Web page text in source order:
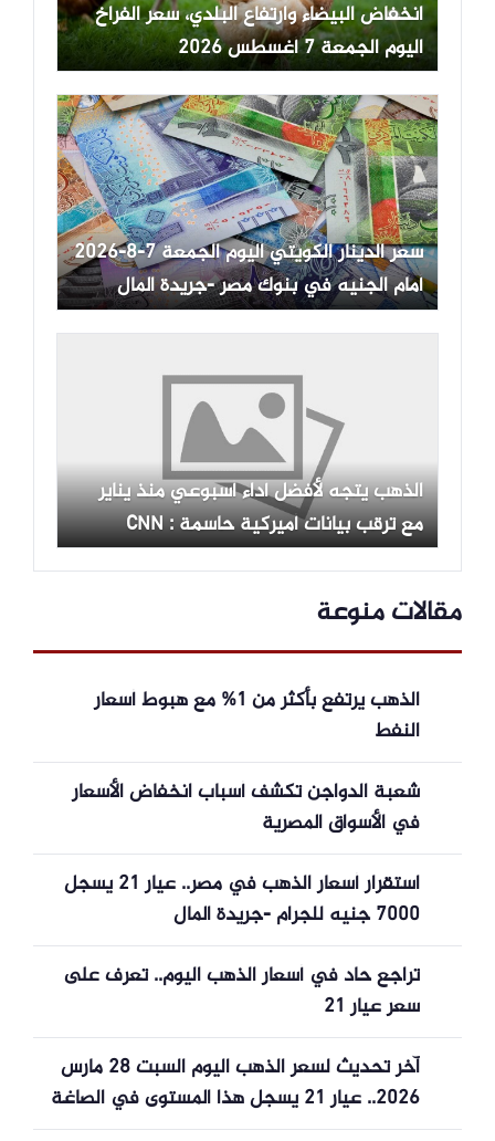
انخفاض البيضاء وارتفاع البلدي، سعر الفراخ
اليوم الجمعة 7 أغسطس 2026
سعر الدينار الكويتي اليوم الجمعة 7-8-2026
أمام الجنيه في بنوك مصر -جريدة المال
الذهب يتجه لأفضل أداء أسبوعي منذ يناير
مع ترقب بيانات أميركية حاسمة : CNN
الاقتصادية
مقالات منوعة
الذهب يرتفع بأكثر من 1% مع هبوط أسعار
النفط
شعبة الدواجن تكشف أسباب انخفاض الأسعار
في الأسواق المصرية
استقرار أسعار الذهب في مصر.. عيار 21 يسجل
7000 جنيه للجرام -جريدة المال
تراجع حاد في أسعار الذهب اليوم.. تعرف على
سعر عيار 21
آخر تحديث لسعر الذهب اليوم السبت 28 مارس
2026.. عيار 21 يسجل هذا المستوى في الصاغة